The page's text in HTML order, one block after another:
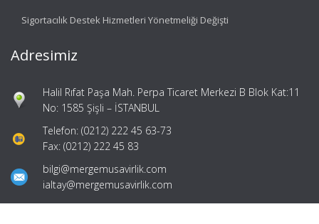
Sigortacılık Destek Hizmetleri Yönetmeliği Değişti
Adresimiz
Halil Rıfat Paşa Mah. Perpa Ticaret Merkezi B Blok Kat:11
No: 1585 Şişli – İSTANBUL
Telefon: (0212) 222 45 63-73
Fax: (0212) 222 45 83
bilgi@mergemusavirlik.com
ialtay@mergemusavirlik.com